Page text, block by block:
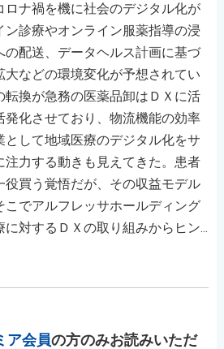
ロナ禍を機に社会のデジタル化が
ン診療やオンライン服薬指導の浸
の配送、データヘルス計画に基づ
大などの環境変化が予想されてい
転換が急務の医薬品卸はＤＸに活
発化させており、物流機能の効率
して地域医療のデジタル化をサ
注力する動きも見えてきた。患者
役買う覚悟だが、その収益モデル
こでアルフレッサホールディング
対するＤＸの取り組みからヒン...
ア会員の方のみお読みいただ